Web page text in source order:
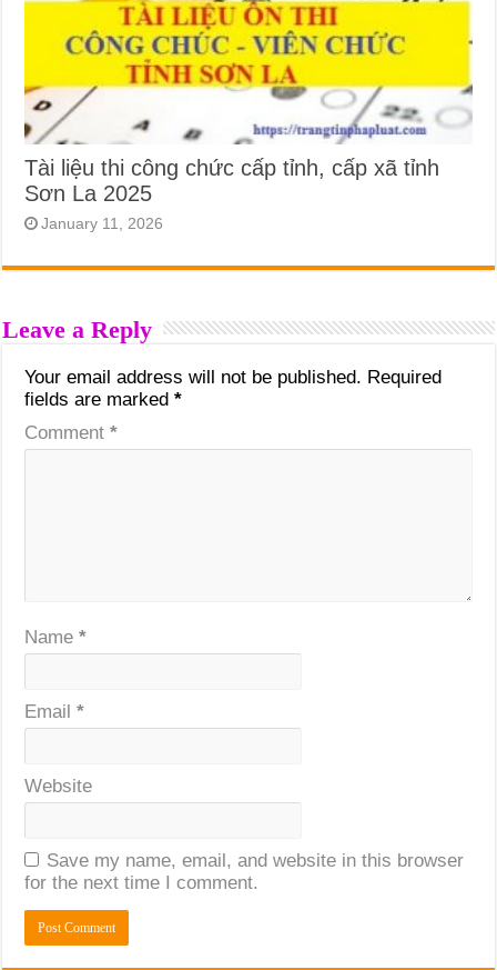
Tài liệu thi công chức cấp tỉnh, cấp xã tỉnh
Sơn La 2025
January 11, 2026
Leave a Reply
Your email address will not be published. Required
fields are marked*
Comment*
Name*
Email*
Website
Save my name, email, and website in this browser
for the next time I comment.